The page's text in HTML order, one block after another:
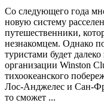
Со следующего года
новую систему
путешественники,
незнакомцем. Однако
туристами будет
организации Winston
тихоокеанского
Лос-Анджелес и Сан-
то сможет ...